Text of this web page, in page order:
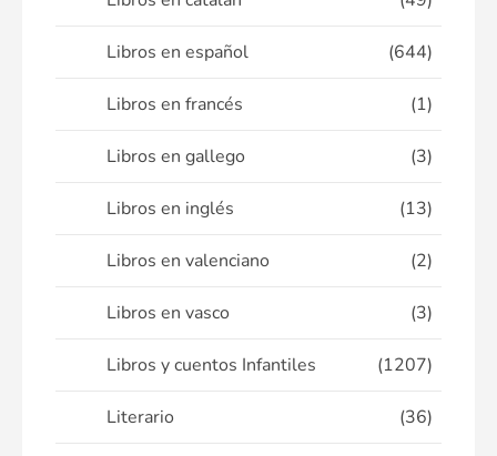
Libros en español (644)
Libros en francés (1)
Libros en gallego (3)
Libros en inglés (13)
Libros en valenciano (2)
Libros en vasco (3)
Libros y cuentos Infantiles (1207)
Literario (36)